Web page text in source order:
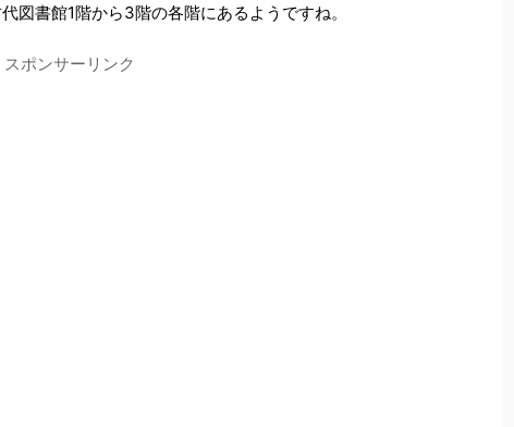
図書館1階から3階の各階にあるようですね。
スポンサーリンク